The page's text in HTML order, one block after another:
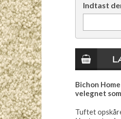
Indtast
Bichon
velegnet
Tuftet